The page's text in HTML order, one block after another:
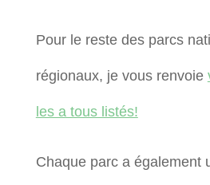
Pour le reste des parcs
régionaux, je vous renvoie
les a tous listés!
Chaque parc a également